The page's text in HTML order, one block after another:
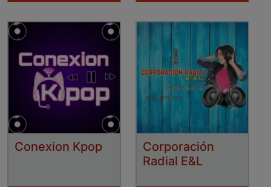
Conexion Kpop
Corporación
Radial E&L